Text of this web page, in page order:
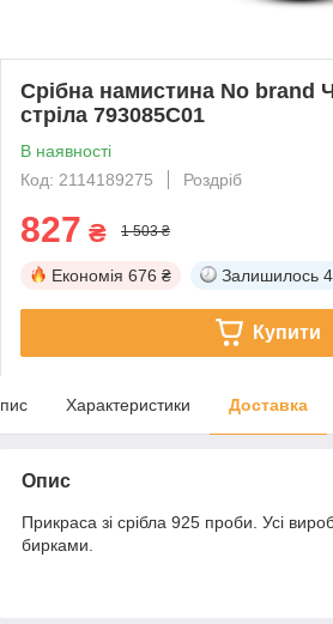
Срібна намистина No brand
стріла 793085C01
В наявності
Код: 2114189275
Роздріб
827 ₴ 1 503 ₴
Економія 676 ₴ Залишилось
Купити
Характеристики Доставка
Опис
Прикраса зі срібла 925 проби. Усі
бирками.